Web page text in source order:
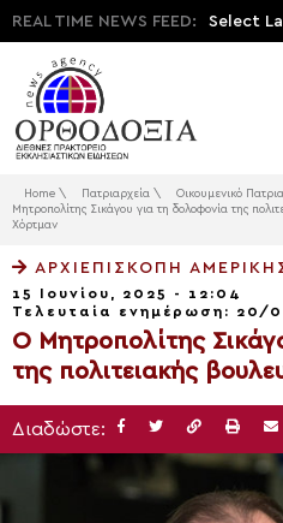
REAL TIME NEWS FEED: Select
Home \ Πατριαρχεία \ Οικουμενικό
Μητροπολίτης Σικάγου για τη δολοφονία της
Χόρτμαν
ΑΡΧΙΕΠΙΣΚΟΠΉ
15 Ιουνίου, 2025 - 12:04
Τελευταία ενημέρωση: 20/
Ο Μητροπολίτης
της πολιτειακής
Διαδώστε: